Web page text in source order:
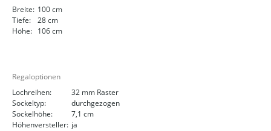
Breite: 100 cm
Tiefe:
28 cm
Höhe: 106 cm
Regaloptionen
Lochreihen:
32 mm Raster
Sockeltyp:
durchgezogen
Sockelhöhe:
7,1 cm
Höhenversteller: ja